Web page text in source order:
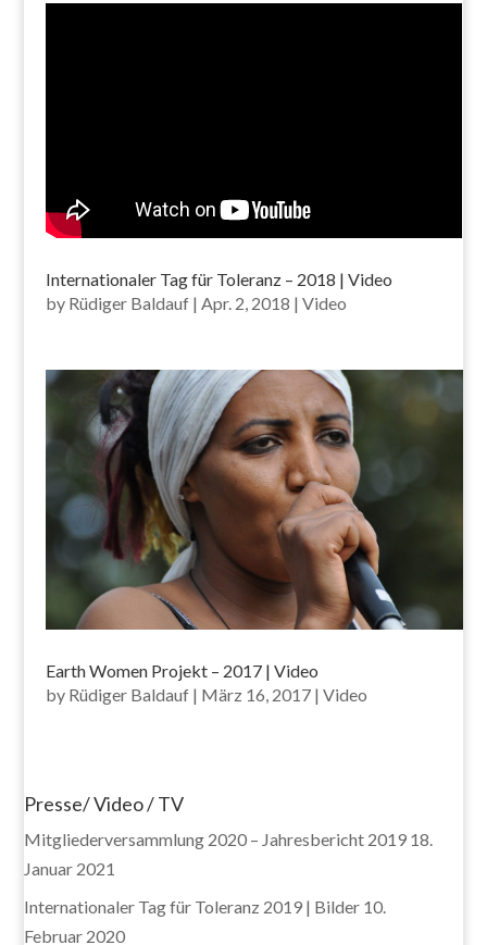
Internationaler Tag für Toleranz – 2018 | Video
by Rüdiger Baldauf | Apr. 2, 2018 |Video
Earth Women Projekt – 2017 | Video
by Rüdiger Baldauf | März 16, 2017 |Video
Presse/ Video / TV
Mitgliederversammlung 2020 – Jahresbericht 2019 18.
Januar 2021
Internationaler Tag für Toleranz 2019 | Bilder 10.
Februar 2020